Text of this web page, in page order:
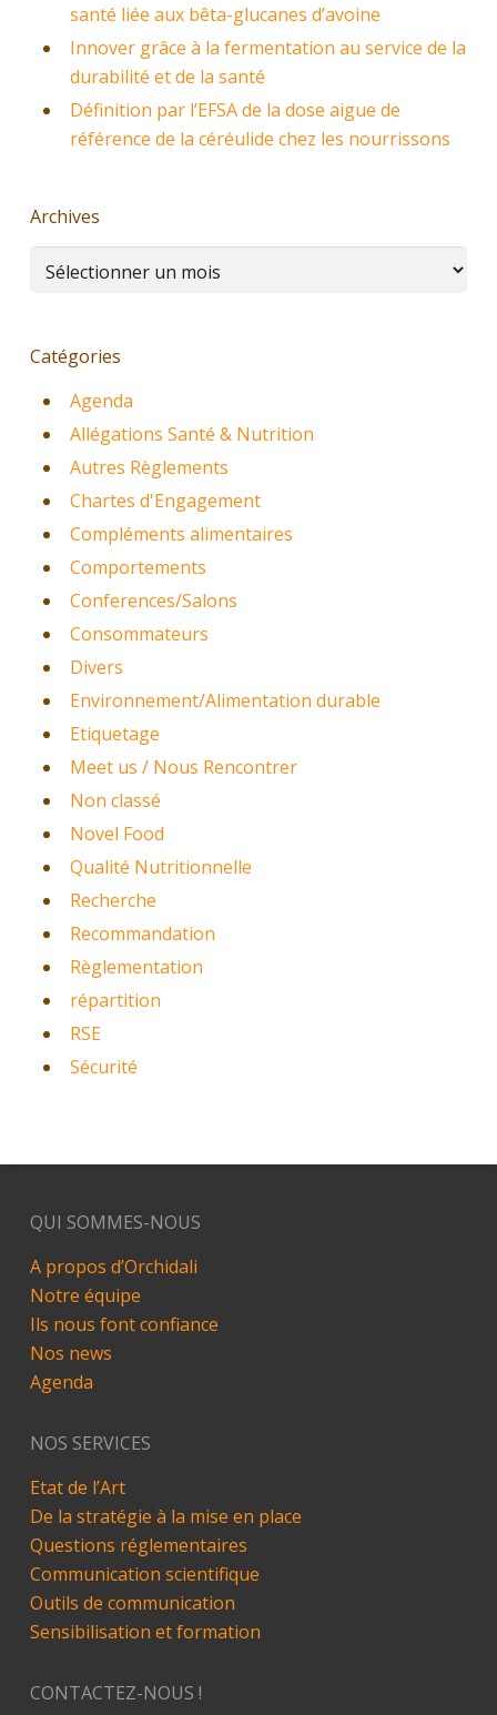
santé liée aux bêta-glucanes d’avoine
Innover grâce à la fermentation au service de la
durabilité et de la santé
Définition par l’EFSA de la dose aigue de
référence de la céréulide chez les nourrissons
Archives
Archives
Catégories
Agenda
Allégations Santé & Nutrition
Autres Règlements
Chartes d'Engagement
Compléments alimentaires
Comportements
Conferences/Salons
Consommateurs
Divers
Environnement/Alimentation durable
Etiquetage
Meet us / Nous Rencontrer
Non classé
Novel Food
Qualité Nutritionnelle
Recherche
Recommandation
Règlementation
répartition
RSE
Sécurité
QUI SOMMES-NOUS
A propos d’Orchidali
Notre équipe
Ils nous font confiance
Nos news
Agenda
NOS SERVICES
Etat de l’Art
De la stratégie à la mise en place
Questions réglementaires
Communication scientifique
Outils de communication
Sensibilisation et formation
CONTACTEZ-NOUS !